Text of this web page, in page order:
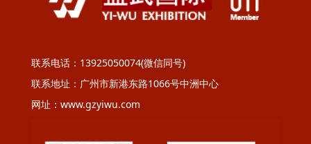
联系电话：13925050074(微信同号)
联系地址：广州市新港东路1066号中洲中心
网址：www.gzyiwu.com